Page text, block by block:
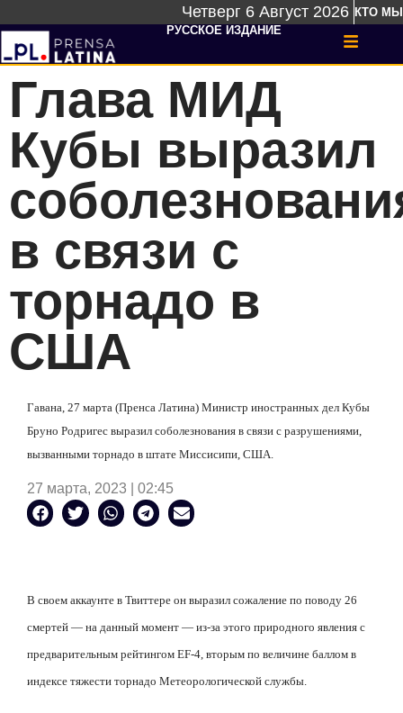
Четверг 6 Август 2026 КТО МЫ
РУССКОЕ ИЗДАНИЕ
Глава МИД
Кубы выразил
в связи с
торнадо в
США
Гавана, 27 марта (Пренса Латина) Министр иностранных дел Кубы
Бруно Родригес выразил соболезнования в связи с разрушениями,
вызванными торнадо в штате Миссисипи, США.
27 марта, 2023 | 02:45
В своем аккаунте в Твиттере он выразил сожаление по поводу 26
смертей — на данный момент — из-за этого природного явления с
предварительным рейтингом EF-4, вторым по величине баллом в
индексе тяжести торнадо Метеорологической службы.